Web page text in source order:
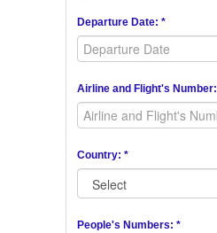
Departure Date: *
Airline and Flight's Number:
Country: *
People's Numbers: *